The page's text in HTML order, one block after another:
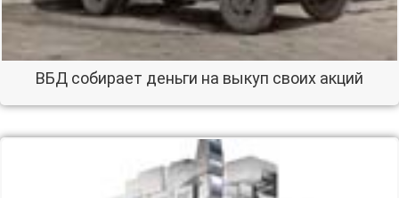
ВБД собирает деньги на выкуп своих акций